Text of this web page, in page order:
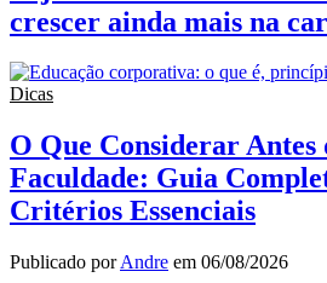
crescer ainda mais na
Dicas
O Que Considerar Antes
Faculdade: Guia
Critérios Essenciais
Publicado porAndre em 06/08/2026